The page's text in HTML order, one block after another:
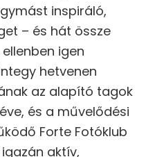
inspiráló,
– és hát össze
igen
hetvenen
az alapító tagok
és a művelődési
Forte Fotóklub
aktív,